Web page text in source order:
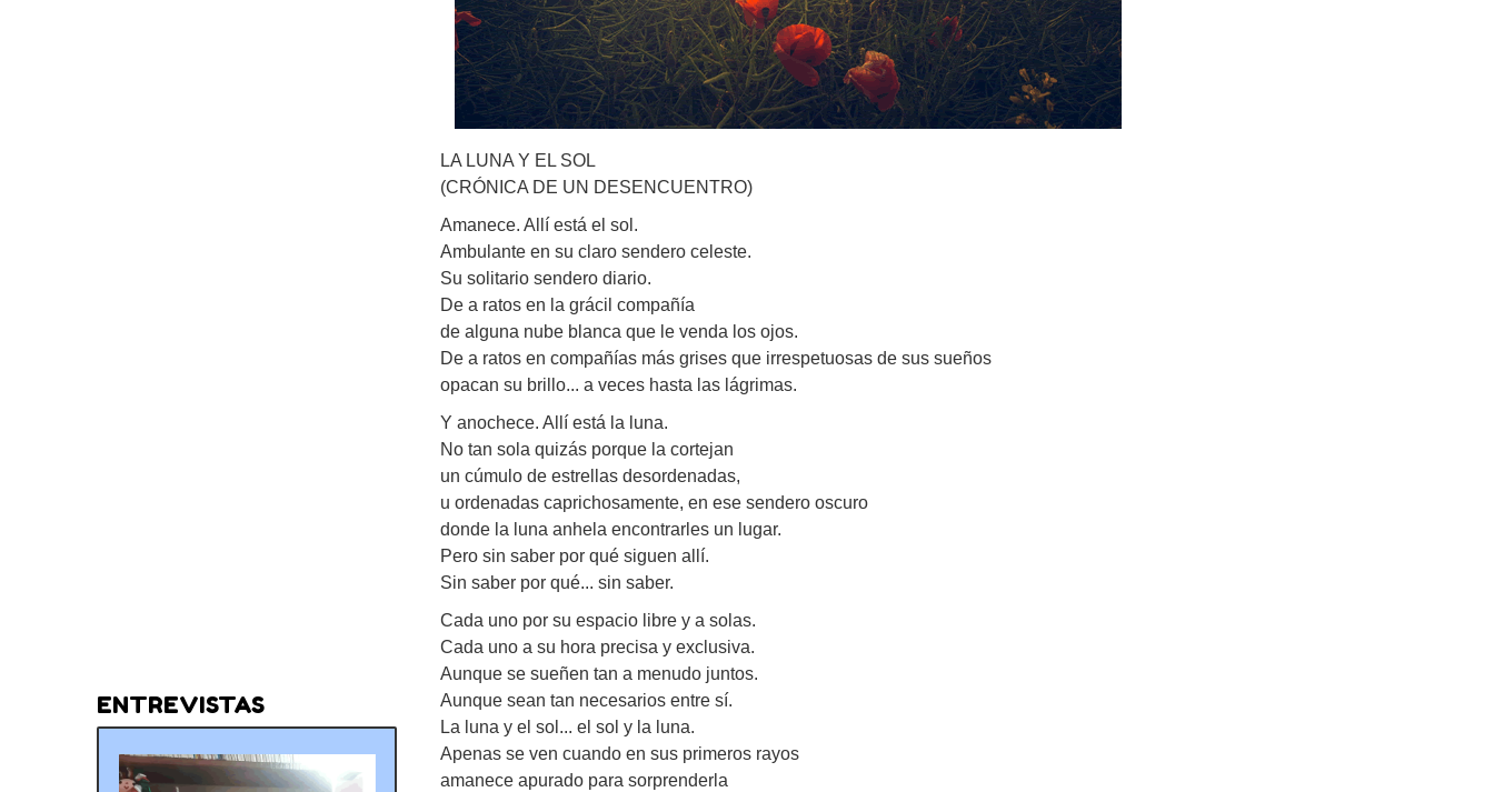
LA LUNA Y EL SOL
(CRÓNICA DE UN DESENCUENTRO)
Amanece. Allí está el sol.
Ambulante en su claro sendero celeste.
Su solitario sendero diario.
De a ratos en la grácil compañía
de alguna nube blanca que le venda los ojos.
De a ratos en compañías más grises que irrespetuosas de sus sueños
opacan su brillo... a veces hasta las lágrimas.
Y anochece. Allí está la luna.
No tan sola quizás porque la cortejan
un cúmulo de estrellas desordenadas,
u ordenadas caprichosamente, en ese sendero oscuro
donde la luna anhela encontrarles un lugar.
Pero sin saber por qué siguen allí.
Sin saber por qué... sin saber.
Cada uno por su espacio libre y a solas.
Cada uno a su hora precisa y exclusiva.
Aunque se sueñen tan a menudo juntos.
Aunque sean tan necesarios entre sí.
La luna y el sol... el sol y la luna.
Apenas se ven cuando en sus primeros rayos
amanece apurado para sorprenderla
ENTREVISTAS